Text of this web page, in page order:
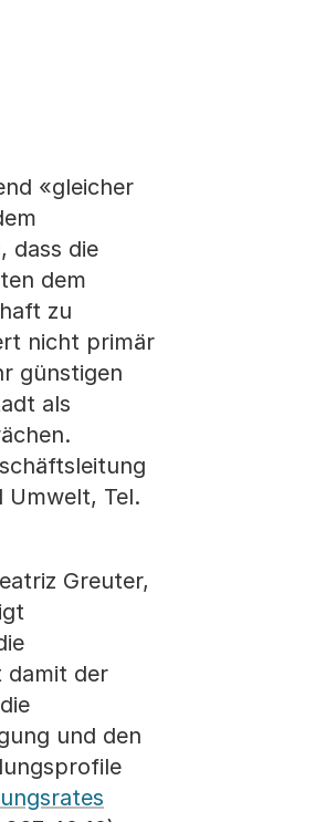
«gleicher
dass die
dem
zu
nicht primär
günstigen
als
Tel.
Greuter,
damit der
und den